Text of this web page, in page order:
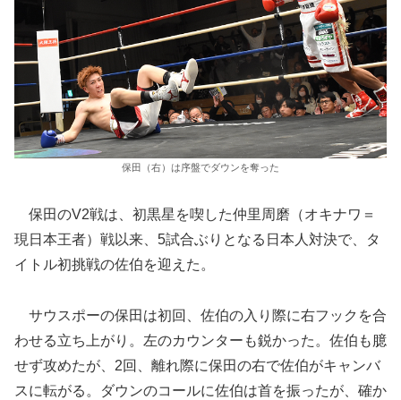
保田（右）は序盤でダウンを奪った
保田のV2戦は、初黒星を喫した仲里周磨（オキナワ＝
現日本王者）戦以来、5試合ぶりとなる日本人対決で、タ
イトル初挑戦の佐伯を迎えた。
サウスポーの保田は初回、佐伯の入り際に右フックを合
わせる立ち上がり。左のカウンターも鋭かった。佐伯も臆
せず攻めたが、2回、離れ際に保田の右で佐伯がキャンバ
スに転がる。ダウンのコールに佐伯は首を振ったが、確か